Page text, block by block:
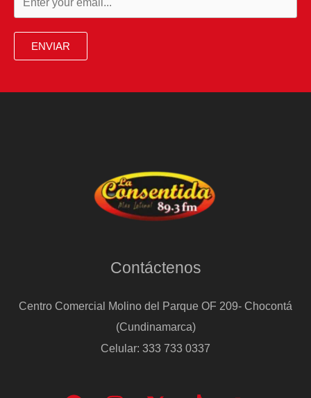
ENVIAR
Contáctenos
Centro Comercial Molino del Parque OF 209- Chocontá
(Cundinamarca)
Celular: 333 733 0337